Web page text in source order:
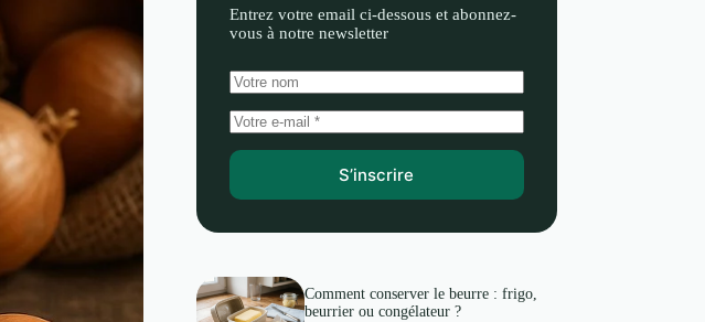
Entrez votre email ci-dessous et abonnez-
vous à notre newsletter
S’inscrire
Comment conserver le beurre : frigo,
beurrier ou congélateur ?